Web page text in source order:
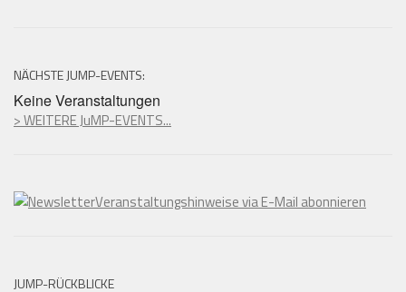
NÄCHSTE JUMP-EVENTS:
Keine Veranstaltungen
> WEITERE JuMP-EVENTS...
Veranstaltungshinweise via E-Mail abonnieren
JUMP-RÜCKBLICKE